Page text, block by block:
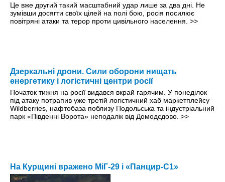
Це вже другий такий масштабний удар лише за два дні. Не
зумівши досягти своїх цілей на полі бою, росія посилює
повітряні атаки та терор проти цивільного населення. >>
Дзеркальні дрони. Сили оборони нищать
енергетику і логістичні центри росії
Початок тижня на росії видався вкрай гарячим. У понеділок
під атаку потрапив уже третій логістичний хаб маркетплейсу
Wildberries, нафтобаза поблизу Подольська та індустріальний
парк «Південні Ворота» неподалік від Домодєдово. >>
На Курщині вражено МіГ-29 і «Панцир-С1»